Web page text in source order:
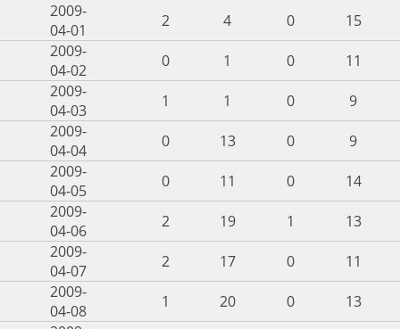
2009-
04-01
2 4 0
15
2009-
04-02
0 1 0
11
2009-
04-03
1 1 0
9
2009-
04-04
0 13 0
9
2009-
04-05
0 11 0
14
2009-
04-06
2 19 1
13
2009-
04-07
2 17 0
11
2009-
04-08
1 20 0
13